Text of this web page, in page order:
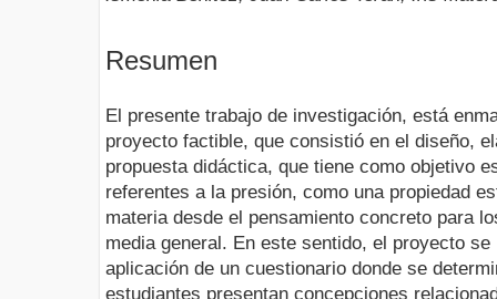
Resumen
El presente trabajo de investigación, está
proyecto factible, que consistió en el diseño,
propuesta didáctica, que tiene como objetivo
referentes a la presión, como una propiedad
materia desde el pensamiento concreto para
media general. En este sentido, el proyecto
aplicación de un cuestionario donde se
estudiantes presentan concepciones